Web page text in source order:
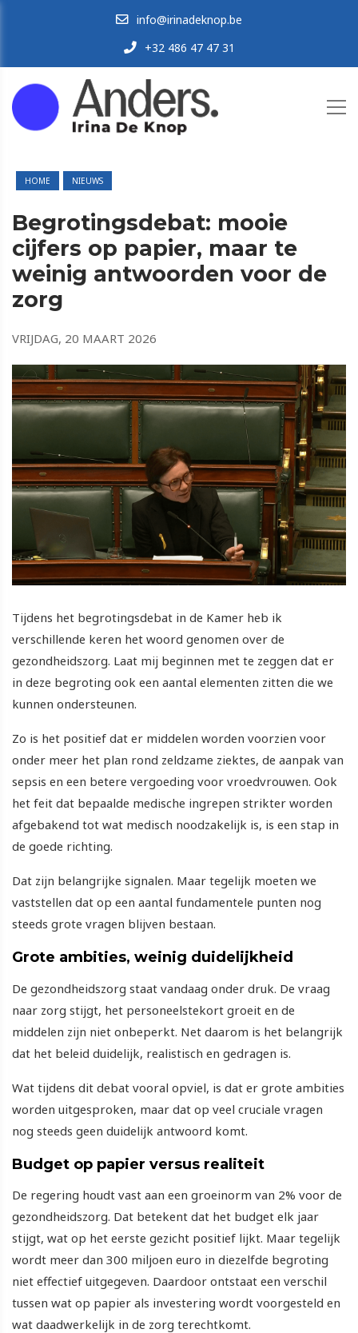
info@irinadeknop.be
+32 486 47 47 31
HOME NIEUWS
Begrotingsdebat: mooie
cijfers op papier, maar te
weinig antwoorden voor de
zorg
VRIJDAG, 20 MAART 2026
Tijdens het begrotingsdebat in de Kamer heb ik
verschillende keren het woord genomen over de
gezondheidszorg. Laat mij beginnen met te zeggen dat er
in deze begroting ook een aantal elementen zitten die we
kunnen ondersteunen.
Zo is het positief dat er middelen worden voorzien voor
onder meer het plan rond zeldzame ziektes, de aanpak van
sepsis en een betere vergoeding voor vroedvrouwen. Ook
het feit dat bepaalde medische ingrepen strikter worden
afgebakend tot wat medisch noodzakelijk is, is een stap in
de goede richting.
Dat zijn belangrijke signalen. Maar tegelijk moeten we
vaststellen dat op een aantal fundamentele punten nog
steeds grote vragen blijven bestaan.
Grote ambities, weinig duidelijkheid
De gezondheidszorg staat vandaag onder druk. De vraag
naar zorg stijgt, het personeelstekort groeit en de
middelen zijn niet onbeperkt. Net daarom is het belangrijk
dat het beleid duidelijk, realistisch en gedragen is.
Wat tijdens dit debat vooral opviel, is dat er grote ambities
worden uitgesproken, maar dat op veel cruciale vragen
nog steeds geen duidelijk antwoord komt.
Budget op papier versus realiteit
De regering houdt vast aan een groeinorm van 2% voor de
gezondheidszorg. Dat betekent dat het budget elk jaar
stijgt, wat op het eerste gezicht positief lijkt. Maar tegelijk
wordt meer dan 300 miljoen euro in diezelfde begroting
niet effectief uitgegeven. Daardoor ontstaat een verschil
tussen wat op papier als investering wordt voorgesteld en
wat daadwerkelijk in de zorg terechtkomt.